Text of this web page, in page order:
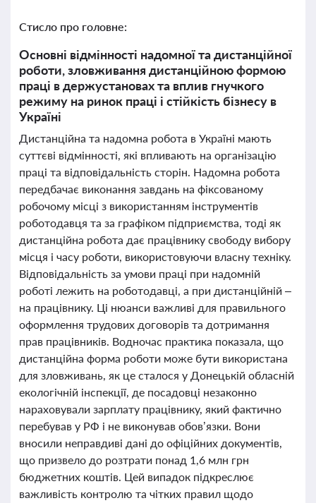
Стисло про головне:
Основні відмінності надомної та дистанційної
роботи, зловживання дистанційною формою
праці в держустановах та вплив гнучкого
режиму на ринок праці і стійкість бізнесу в
Україні
Дистанційна та надомна робота в Україні мають
суттєві відмінності, які впливають на організацію
праці та відповідальність сторін. Надомна робота
передбачає виконання завдань на фіксованому
робочому місці з використанням інструментів
роботодавця та за графіком підприємства, тоді як
дистанційна робота дає працівнику свободу вибору
місця і часу роботи, використовуючи власну техніку.
Відповідальність за умови праці при надомній
роботі лежить на роботодавці, а при дистанційній –
на працівнику. Ці нюанси важливі для правильного
оформлення трудових договорів та дотримання
прав працівників. Водночас практика показала, що
дистанційна форма роботи може бути використана
для зловживань, як це сталося у Донецькій обласній
екологічній інспекції, де посадовці незаконно
нараховували зарплату працівнику, який фактично
перебував у РФ і не виконував обов’язки. Вони
вносили неправдиві дані до офіційних документів,
що призвело до розтрати понад 1,6 млн грн
бюджетних коштів. Цей випадок підкреслює
важливість контролю та чітких правил щодо